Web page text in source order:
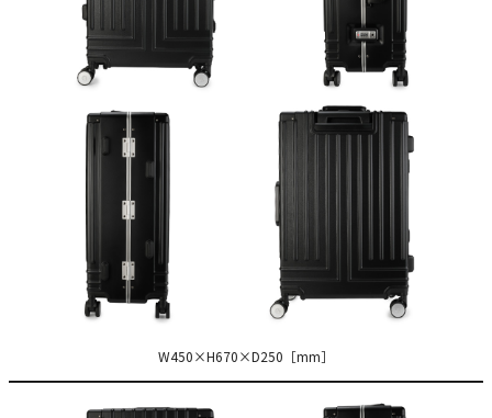
W450×H670×D250［mm］